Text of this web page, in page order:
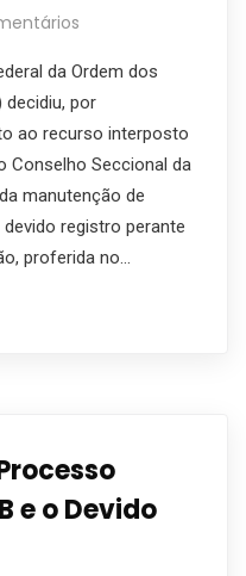
da Ordem dos
decidiu, por
ao recurso interposto
Conselho Seccional da
manutenção de
registro perante
proferida no…
e o Devido